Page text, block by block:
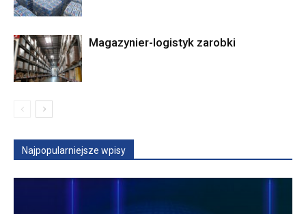
Magazynier-logistyk zarobki
Najpopularniejsze wpisy